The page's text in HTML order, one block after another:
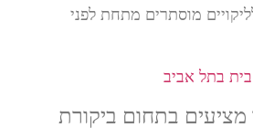
מוסתרים מתחת לפני
בתל אביב
מציעים בתחום ביקורת